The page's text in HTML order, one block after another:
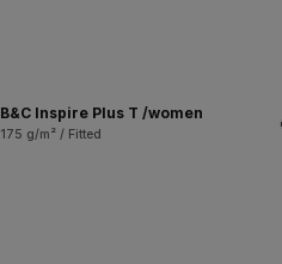
B&C Inspire Plus T /women
175 g/m² / Fitted